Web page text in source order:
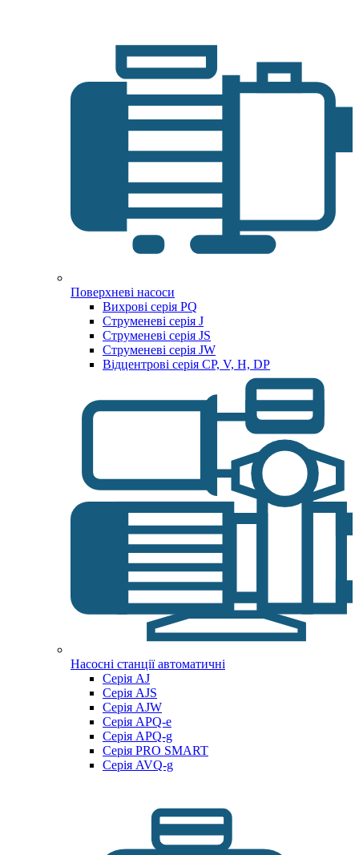
Поверхневі насоси
Вихрові серія PQ
Струменеві серія J
Струменеві серія JS
Струменеві серія JW
Відцентрові серія CP, V, H, DP
Насосні станції автоматичні
Серія AJ
Серія AJS
Серія AJW
Серія APQ-e
Серія APQ-g
Серія PRO SMART
Серія AVQ-g